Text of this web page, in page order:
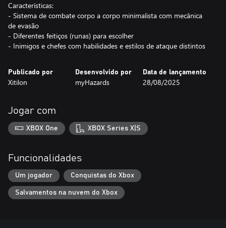
Características:
- Sistema de combate corpo a corpo minimalista com mecânica
de evasão
- Diferentes feitiços (runas) para escolher
- Inimigos e chefes com habilidades e estilos de ataque distintos
Publicado por
Xitilon
Desenvolvido por
myHazards
Data de lançamento
28/08/2025
Jogar com
XBOX One XBOX Series X|S
Funcionalidades
Um jogador Conquistas do Xbox
Salvamentos na nuvem do Xbox